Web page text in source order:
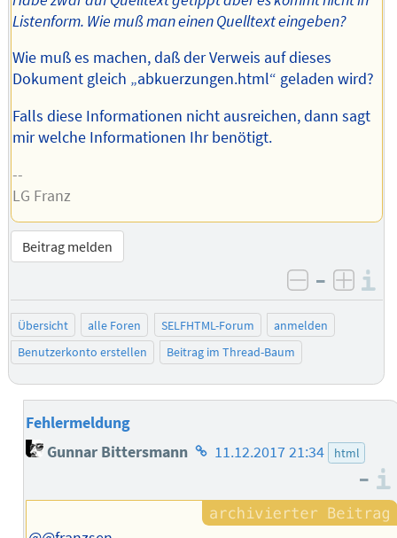
Listenform. Wie muß man einen Quelltext eingeben?
Wie muß es machen, daß der Verweis auf dieses
Dokument gleich „abkuerzungen.html“ geladen wird?
Falls diese Informationen nicht ausreichen, dann sagt
mir welche Informationen Ihr benötigt.
--
LG Franz
Beitrag melden
negativ
–
Übersicht alle Foren SELFHTML-Forum
anmelden
Benutzerkonto erstellen
Beitrag im Thread-Baum
Fehlermeldung
Gunnar Bittersmann Homepage
Autors
11.12.2017 21:34 html
–